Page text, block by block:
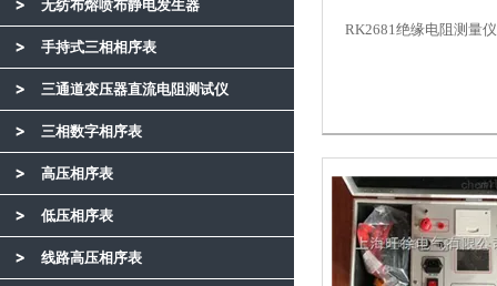
无纺布熔喷布静电发生器
手持式三相相序表
三通道变压器直流电阻测试仪
三相数字相序表
高压相序表
低压相序表
线路高压相序表
RK2681绝缘电阻测量